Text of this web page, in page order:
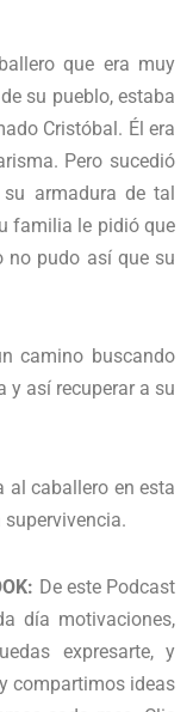
que era muy
su pueblo, estaba
Cristóbal. Él era
Pero sucedió
armadura de tal
familia le pidió que
no pudo así que su
camino buscando
y así recuperar a su
al caballero en esta
De este Podcast
día motivaciones,
expresarte, y
compartimos ideas